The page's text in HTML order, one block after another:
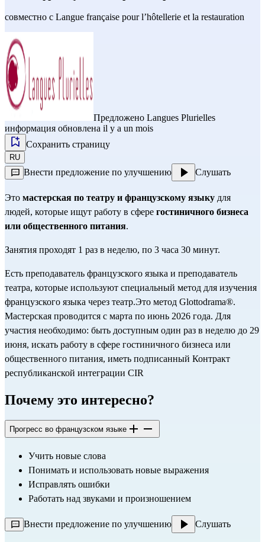
совместно с Langue française pour l’hôtellerie et la restauration
Предложено Langues Plurielles
информация обновлена il y a un mois
Сохранить страницу
RU
Внести предложение по улучшению Слушать
Это мастерская по театру и французскому языку для
людей, которые ищут работу в сфере гостиничного бизнеса
или общественного питания.
Занятия проходят 1 раз в неделю, по 3 часа 30 минут.
Есть преподаватель французского языка и преподаватель
театра, которые используют специальный метод для изучения
французского языка через театр.Это метод Glottodrama®.
Мастерская проводится с марта по июнь 2026 года. Для
участия необходимо: быть доступным один раз в неделю до 29
июня, искать работу в сфере гостиничного бизнеса или
общественного питания, иметь подписанный Контракт
республиканской интеграции CIR
Почему это интересно?
Прогресс во французском языке
Учить новые слова
Понимать и использовать новые выражения
Исправлять ошибки
Работать над звуками и произношением
Внести предложение по улучшению Слушать